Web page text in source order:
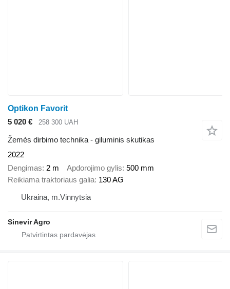
Optikon Favorit
5 020 €
258 300 UAH
Žemės dirbimo technika - giluminis skutikas
2022
Dengimas 2 m Apdorojimo gylis 500 mm
Reikiama traktoriaus galia 130 AG
Ukraina, m.Vinnytsia
Sinevir Agro